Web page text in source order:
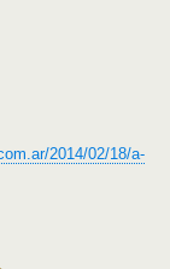
2014/02/18/a-